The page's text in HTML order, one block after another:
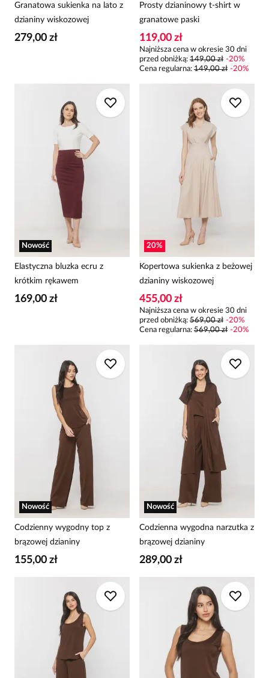
Granatowa sukienka na lato z
dzianiny wiskozowej
279,00 zł
Prosty dzianinowy t-shirt w
granatowe paski
119,00 zł
Najniższa cena w okresie 30 dni
przed obniżką: 149,00 zł -20%
Cena regularna: 149,00 zł -20%
Nowość
Elastyczna bluzka ecru z
krótkim rękawem
169,00 zł
20%
Kopertowa sukienka z beżowej
dzianiny wiskozowej
455,00 zł
Najniższa cena w okresie 30 dni
przed obniżką: 569,00 zł -20%
Cena regularna: 569,00 zł -20%
Nowość
Codzienny wygodny top z
brązowej dzianiny
155,00 zł
Nowość
Codzienna wygodna narzutka z
brązowej dzianiny
289,00 zł